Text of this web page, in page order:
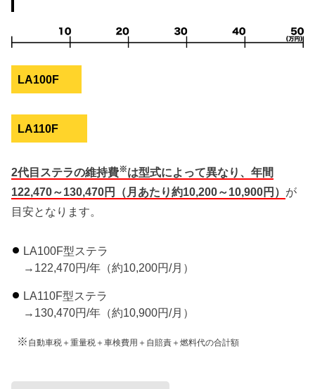
LA100F
LA110F
2代目ステラの維持費※は型式によって異なり、年間
122,470～130,470円（月あたり約10,200～10,900円） が
目安となります。
LA100F型ステラ
→122,470円/年（約10,200円/月）
LA110F型ステラ
→130,470円/年（約10,900円/月）
※ 自動車税＋重量税＋車検費用＋自賠責＋燃料代の合計額